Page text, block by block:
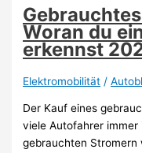
vor
dem
Werkstatt-
Besuch
wissen
2026
Woran du
erkennst
Elektromobilität /
Der Kauf eines
viele Autofahrer immer
gebrauchten Stromern